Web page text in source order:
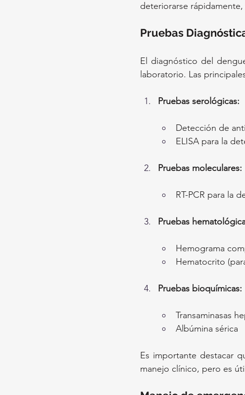
deteriorarse
Pruebas
El diagnóstico del
laboratorio. Las
Pruebas serológicas:
Detección de
ELISA para la
Pruebas moleculares:
RT-PCR para la
Pruebas
Hemograma
Hematocrito
Pruebas bioquímicas:
Transaminasas
Albúmina sérica
Es importante destacar
manejo clínico, pero es